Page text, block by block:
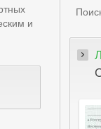
и